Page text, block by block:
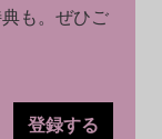
も。ぜひご
登録する